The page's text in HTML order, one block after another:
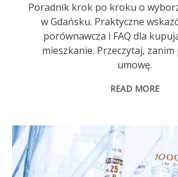
Poradnik krok po kroku o
w Gdańsku. Praktyczne
porównawcza i FAQ dla
mieszkanie. Przeczytaj,
umowę.
READ MORE